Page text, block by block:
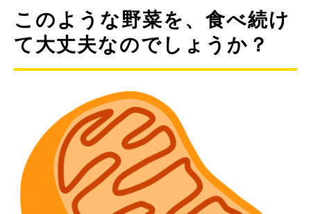
このような野菜を、食べ続け
て大丈夫なのでしょうか？